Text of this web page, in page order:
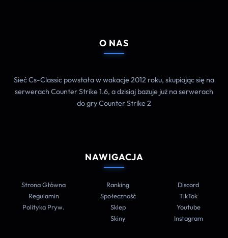
O NAS
Sieć Cs-Classic powstała w wakacje 2012 roku, skupiając się na
serwerach Counter Strike 1.6, a dzisiaj bazuje już na serwerach
do gry Counter Strike 2
NAWIGACJA
Strona Główna
Regulamin
Polityka Pryw.
Ranking
Społeczność
Sklep
Skiny
Discord
TikTok
Youtube
Instagram